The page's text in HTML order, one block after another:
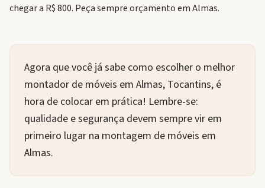
chegar a R$ 800. Peça sempre orçamento em Almas.
Agora que você já sabe como escolher o melhor
montador de móveis em Almas, Tocantins, é
hora de colocar em prática! Lembre-se:
qualidade e segurança devem sempre vir em
primeiro lugar na montagem de móveis em
Almas.